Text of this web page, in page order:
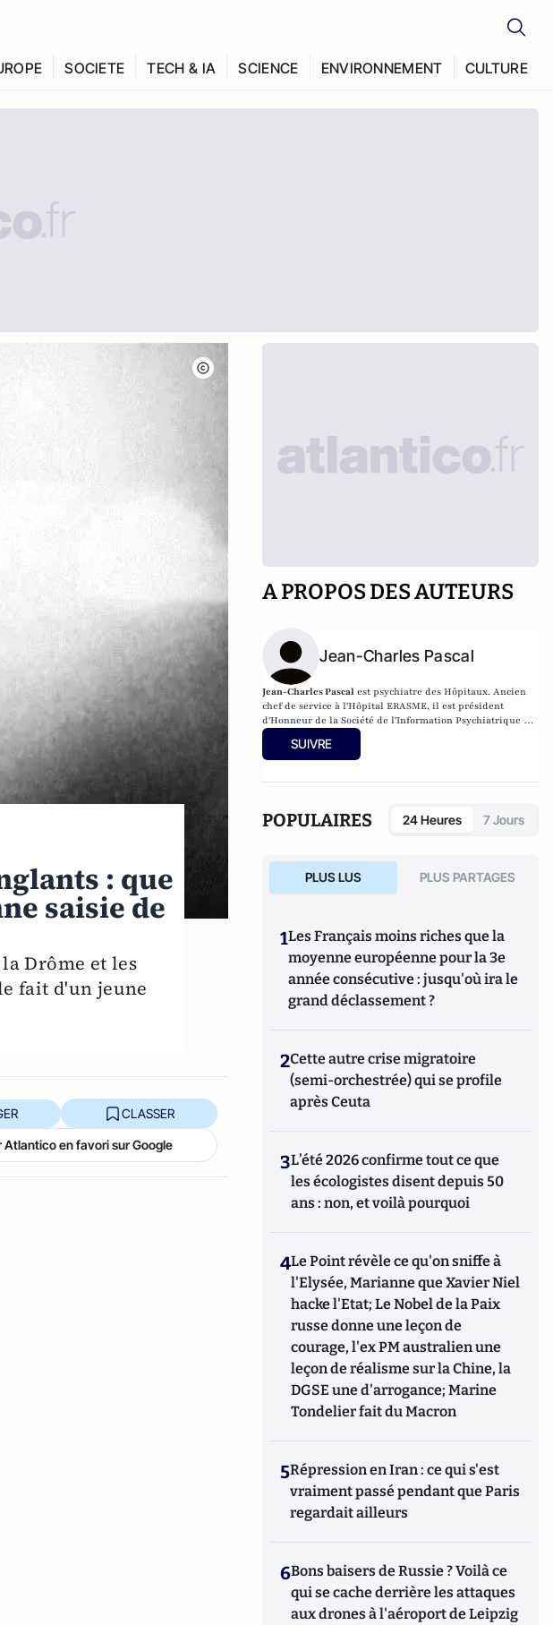
SOCIETE TECH & IA SCIENCE ENVIRONNEMENT CULTURE
: que
saisie de
Drôme et les
fait d'un jeune
CLASSER
Atlantico en favori sur Google
A PROPOS DES AUTEURS
Jean-Charles Pascal
Jean-Charles Pascal est psychiatre des Hôpitaux. Ancien
chef de service à l'Hôpital ERASME, il est président
d'Honneur de la Société de l'Information Psychiatrique et
psychiatre consultant au Centre Jean Wier.
SUIVRE
POPULAIRES 24 Heures 7 Jours
PLUS LUS PLUS PARTAGES
1Les Français moins riches que la
moyenne européenne pour la 3e
année consécutive : jusqu'où ira le
grand déclassement ?
2Cette autre crise migratoire
(semi-orchestrée) qui se profile
après Ceuta
3L’été 2026 confirme tout ce que
les écologistes disent depuis 50
ans : non, et voilà pourquoi
4Le Point révèle ce qu'on sniffe à
l'Elysée, Marianne que Xavier Niel
hacke l'Etat; Le Nobel de la Paix
russe donne une leçon de
courage, l'ex PM australien une
leçon de réalisme sur la Chine, la
DGSE une d'arrogance; Marine
Tondelier fait du Macron
5Répression en Iran : ce qui s'est
vraiment passé pendant que Paris
regardait ailleurs
6Bons baisers de Russie ? Voilà ce
qui se cache derrière les attaques
aux drones à l'aéroport de Leipzig